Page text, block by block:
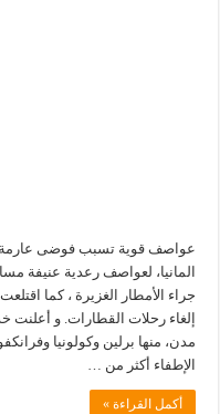
عواصف قوية تسبب فوضى
المانيا، لعواصف رعدية عنيفة
جراء الأمطار الغزيرة ، كما
إلغاء رحلات القطارات. و
مدن، منها برلين وكولونيا
الإطفاء أكثر من …
أكمل القراءة »